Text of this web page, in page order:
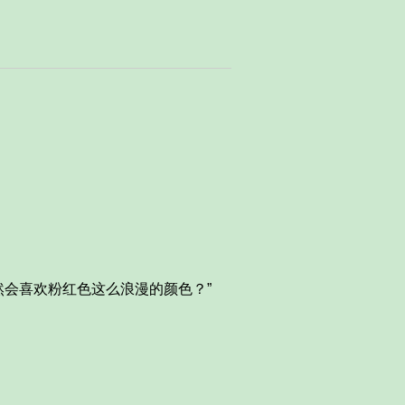
喜欢粉红色这么浪漫的颜色？”